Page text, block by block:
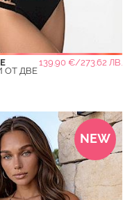
139.90 €/273.62 ЛВ.
ОТ ДВЕ
NEW